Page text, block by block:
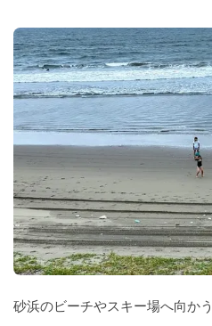
砂浜のビーチやスキー場へ向か